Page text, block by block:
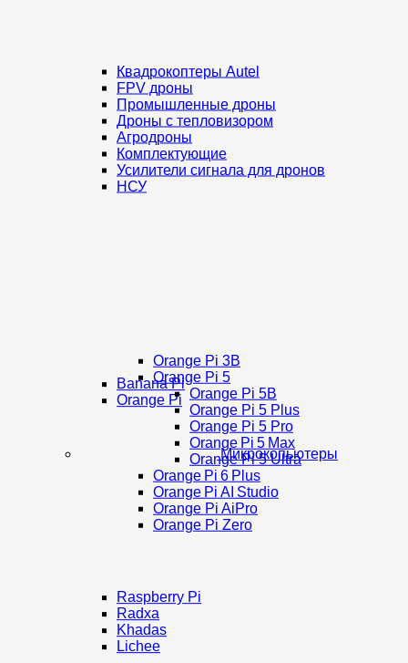
Квадрокоптеры Autel
FPV дроны
Промышленные дроны
Дроны с тепловизором
Агродроны
Комплектующие
Усилители сигнала для дронов
НСУ
Микрокопьютеры
Banana Pi
Orange Pi
Orange Pi 3B
Orange Pi 5
Orange Pi 5B
Orange Pi 5 Plus
Orange Pi 5 Pro
Orange Pi 5 Max
Orange Pi 5 Ultra
Orange Pi 6 Plus
Orange Pi AI Studio
Orange Pi AiPro
Orange Pi Zero
Raspberry Pi
Radxa
Khadas
Lichee